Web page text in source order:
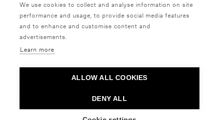
We use cookies to collect and analyse information on site
performance and usage, to provide social media features
and to enhance and customise content and
advertisements.
Learn more
ALLOW ALL COOKIES
DENY ALL
tekemisessä tuntuu hänen mukaansa vallitsevan
voimakas paine agendan asettamiseen, mutta
valmiit vastaukset ja katsojan tulkinnan ohjaaminen
”Kaipaan taiteelta välillä iskukykyäkin, mutta vielä
enemmän kaipaan substanssia, taiteellista
kvaliteettia ja ennen kaikkea liikettä,
itsestäänselvyyksien murtamista. Vaikka viime